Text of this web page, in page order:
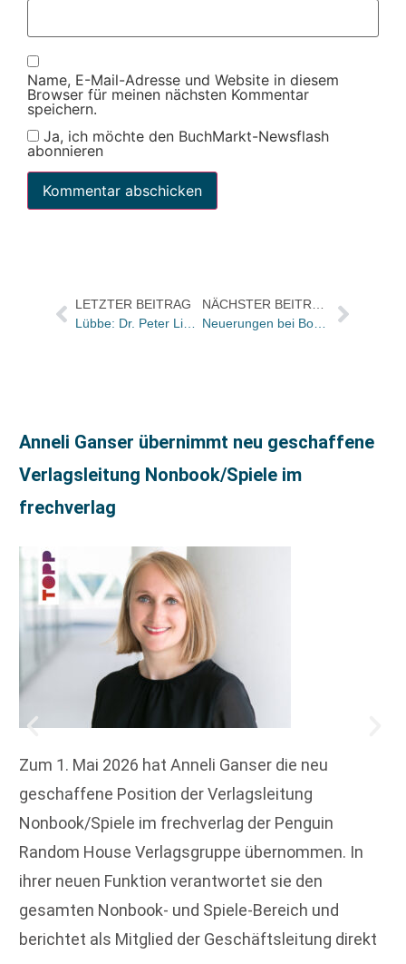
Name, E-Mail-Adresse und Website in diesem
Browser für meinen nächsten Kommentar
speichern.
Ja, ich möchte den BuchMarkt-Newsflash
abonnieren
LETZTER BEITRAG
Lübbe: Dr. Peter Lieger scheidet aus
Anneli Ganser übernimmt neu geschaffene
Verlagsleitung Nonbook/Spiele im
frechverlag
Zum 1. Mai 2026 hat Anneli Ganser die neu
geschaffene Position der Verlagsleitung
Nonbook/Spiele im frechverlag der Penguin
Random House Verlagsgruppe übernommen. In
ihrer neuen Funktion verantwortet sie den
gesamten Nonbook- und Spiele-Bereich und
berichtet als Mitglied der Geschäftsleitung direkt